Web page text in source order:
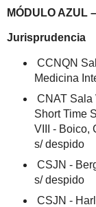
MÓDULO AZUL
Jurisprudencia
CCNQN
Medicina
CNAT Sala
Short Time
VIII - Boico,
s/ despido
CSJN -
s/ despido
CSJN -